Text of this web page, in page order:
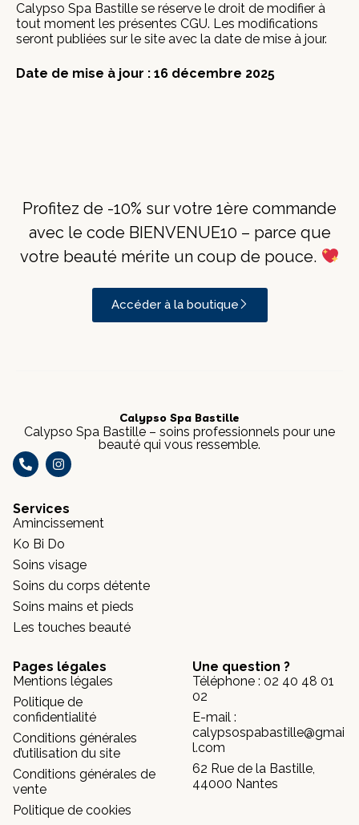
Calypso Spa Bastille se réserve le droit de modifier à
tout moment les présentes CGU. Les modifications
seront publiées sur le site avec la date de mise à jour.
Date de mise à jour : 16 décembre 2025
Profitez de -10% sur votre 1ère commande
avec le code BIENVENUE10 – parce que
votre beauté mérite un coup de pouce.
Accéder à la boutique
Calypso Spa Bastille
Calypso Spa Bastille – soins professionnels pour une
beauté qui vous ressemble.
Services
Amincissement
Ko Bi Do
Soins visage
Soins du corps détente
Soins mains et pieds
Les touches beauté
Pages légales
Mentions légales
Politique de
confidentialité
Conditions générales
d’utilisation du site
Conditions générales de
vente
Politique de cookies
Une question ?
Téléphone : 02 40 48 01
02
E-mail :
calypsospabastille@gmai
l.com
62 Rue de la Bastille,
44000 Nantes